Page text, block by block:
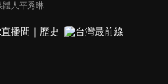
由資深媒體人平秀琳所主持的時事討論節目，針對大眾關心的議題，邀請關鍵人物或意見領袖上節目，從各種角度深入剖析，並藉由多人的觀點交流，讓新聞事件的真相掏深一點，幫助觀眾了解當下最熱門的新聞議題，期使本節目成為台灣理性討論時事的典範。